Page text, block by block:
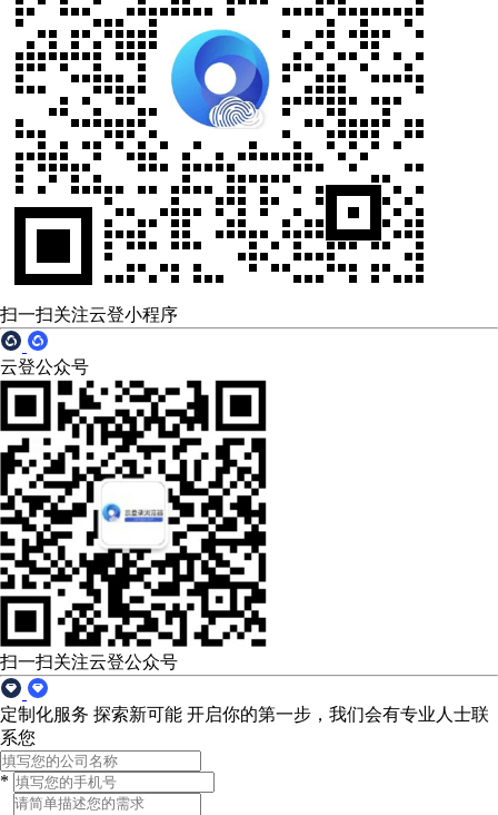
扫一扫关注云登小程序
云登公众号
扫一扫关注云登公众号
定制化服务 探索新可能 开启你的第一步，我们会有专业人士联
系您
*